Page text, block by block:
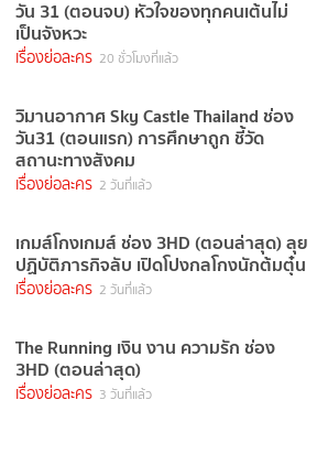
วัน 31 (ตอนจบ) หัวใจของทุกคนเต้นไม่
เป็นจังหวะ
เรื่องย่อละคร 20 ชั่วโมงที่แล้ว
วิมานอากาศ Sky Castle Thailand ช่อง
วัน31 (ตอนแรก) การศึกษาถูก ชี้วัด
สถานะทางสังคม
เรื่องย่อละคร 2 วันที่แล้ว
เกมส์โกงเกมส์ ช่อง 3HD (ตอนล่าสุด) ลุย
ปฏิบัติภารกิจลับ เปิดโปงกลโกงนักต้มตุ๋น
เรื่องย่อละคร 2 วันที่แล้ว
The Running เงิน งาน ความรัก ช่อง
3HD (ตอนล่าสุด)
เรื่องย่อละคร 3 วันที่แล้ว